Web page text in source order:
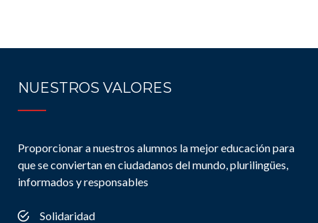
NUESTROS VALORES
Proporcionar a nuestros alumnos la mejor educación para
que se conviertan en ciudadanos del mundo, plurilingües,
informados y responsables
Solidaridad